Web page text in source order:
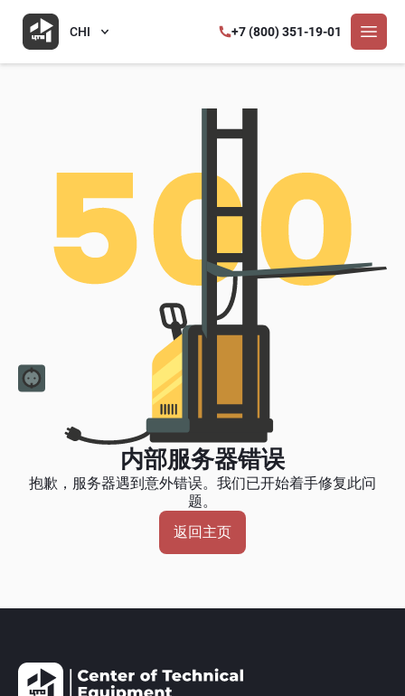
+7 (800) 351-19-01
CHI
内部服务器错误
抱歉，服务器遇到意外错误。我们已开始着手修复此问
题。
返回主页